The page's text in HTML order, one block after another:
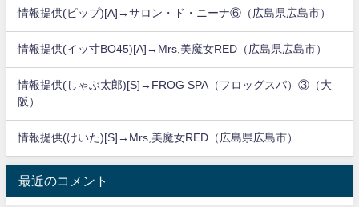
情報提供(ピップ)[A]→サロン・ド・ニーナ⑥（広島県広島市）
情報提供(イッ寸BO45)[A]→Mrs,美魔女RED（広島県広島市）
情報提供(しゃぶ太郎)[S]→FROG SPA（フロッグスパ）③（大
阪）
情報提供(けいた)[S]→Mrs,美魔女RED（広島県広島市）
最近のコメント